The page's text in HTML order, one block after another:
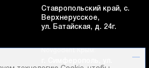
Ставропольский край, с.
Верхнерусское,
ул. Батайская, д. 24г.